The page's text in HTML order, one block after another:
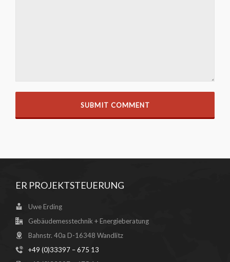
ER PROJEKTSTEUERUNG
Uwe Erding
Gebäudemesstechnik + Energieberatung
Bahnstr. 40a D-16348 Wandlitz
+49 (0)33397 – 675 13